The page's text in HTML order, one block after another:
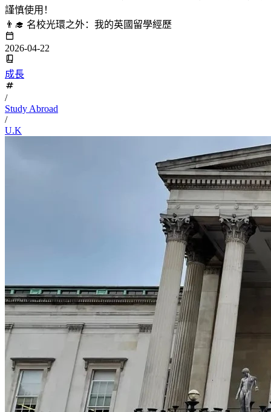
謹慎使用！
👨‍🎓 名校光環之外：我的英國留學經歷
2026-04-22
成長
/
Study Abroad
/
U.K